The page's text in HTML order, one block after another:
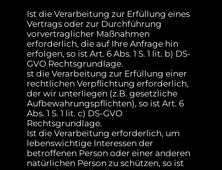
Ist die Verarbeitung zur Erfüllung eines
Vertrags oder zur Durchführung
vorvertraglicher Maßnahmen
erforderlich, die auf Ihre Anfrage hin
erfolgen, so ist Art. 6 Abs. 1 S. 1 lit. b) DS-
GVO Rechtsgrundlage.
st die Verarbeitung zur Erfüllung einer
rechtlichen Verpflichtung erforderlich,
der wir unterliegen (z.B. gesetzliche
Aufbewahrungspflichten), so ist Art. 6
Abs. 1 S. 1 lit. c) DS-GVO
Rechtsgrundlage.
Ist die Verarbeitung erforderlich, um
lebenswichtige Interessen der
betroffenen Person oder einer anderen
natürlichen Person zu schützen, so ist